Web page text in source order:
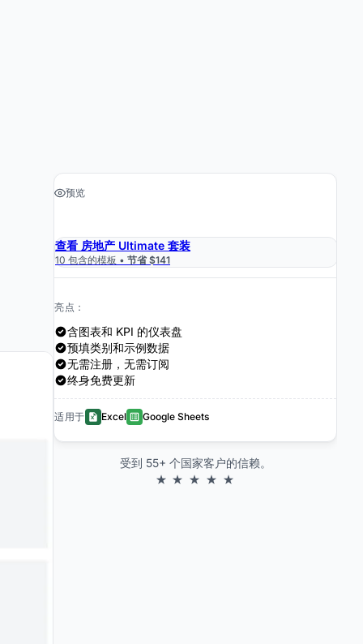
预览
查看 房地产 Ultimate 套装
10 包含的模板 • 节省 $141
亮点：
含图表和 KPI 的仪表盘
预填类别和示例数据
无需注册，无需订阅
终身免费更新
适用于 Excel Google Sheets
受到 55+ 个国家客户的信赖。
★ ★ ★ ★ ★